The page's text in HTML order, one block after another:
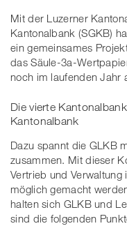
Mit der Luzerner
Kantonalbank (SGKB)
ein gemeinsames
das Säule-3a-
noch im laufenden Jahr
Die vierte
Kantonalbank
Dazu spannt die GLKB
zusammen. Mit dieser
Vertrieb und Verwaltung
möglich gemacht
halten sich GLKB und
sind die folgenden